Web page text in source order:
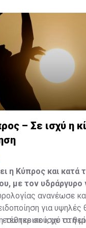
– Σε ισχύ η
η Κύπρος και κατά
με τον υδράργυρο
ανανέωσε
για υψηλές
εσωτερικού, με το
τέθηκε σε ισχύ στη